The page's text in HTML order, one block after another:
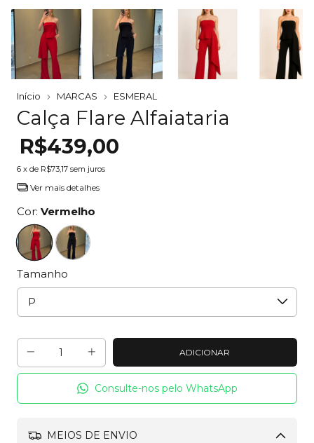
Início MARCAS ESMERAL
Calça Flare Alfaiataria
R$439,00
6 x de R$73,17 sem juros
Ver mais detalhes
Cor: Vermelho
Tamanho
Consulte-nos pelo WhatsApp
MEIOS DE ENVIO